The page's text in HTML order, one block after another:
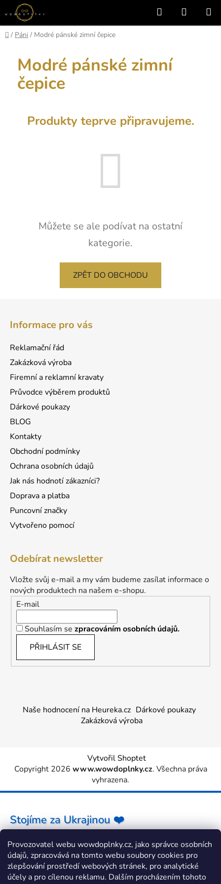
Provozovatel webu wowdoplnky.cz, jako správce osobních
údajů, zpracovává na tomto webu soubory cookies pro
zlepšování prostředí webových stránek, pro analytické
účely a pro cílenou reklamu. Dalším procházením tohoto
Přejít
na
obsah
Hledat
KOŠÍK
Domů
/ Páni / Modré pánské zimní čepice
Modré pánské zimní
čepice
Produkty teprve připravujeme.
Můžete se ale podívat na ostatní
kategorie.
ZPĚT DO OBCHODU
Informace pro vás
Reklamační řád
Zakázková výroba
Firemní a reklamní kravaty
Průvodce výběrem produktů
Dárkové poukazy
BLOG
Kontakty
Obchodní podmínky
Ochrana osobních údajů
Jak nás hodnotí zákazníci?
Doprava a platba
Puncovní značky
Vytvořeno pomocí
Odebírat newsletter
Vložte svůj e-mail a my vám budeme zasílat informace o
nových produktech na našem e-shopu.
E-mail
Souhlasím se zpracováním osobních údajů.
PŘIHLÁSIT SE
Naše hodnocení na Heureka.cz Dárkové poukazy
Zakázková výroba
Vytvořil Shoptet
Copyright 2026 www.wowdoplnky.cz. Všechna práva
vyhrazena.
Stojíme za Ukrajinou ❤️
Jak a čím pomoci »